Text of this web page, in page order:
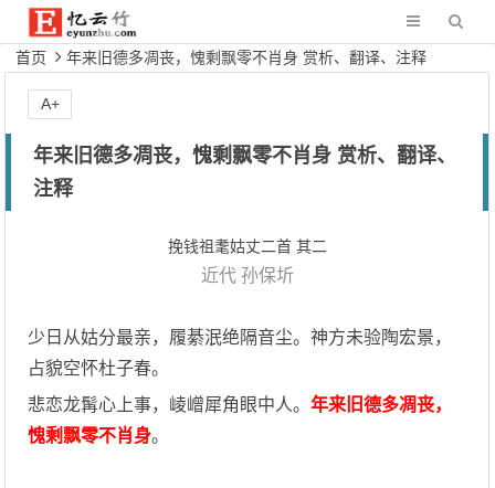
首页 年来旧德多凋丧，愧剩飘零不肖身 赏析、翻译、注释
年来旧德多凋丧，愧剩飘零不肖身 赏析、翻译、
注释
挽钱祖耄姑丈二首 其二
近代 孙保圻
少日从姑分最亲，履綦泯绝隔音尘。神方未验陶宏景，
占貌空怀杜子春。
悲恋龙髯心上事，崚嶒犀角眼中人。年来旧德多凋丧，
愧剩飘零不肖身。
A+